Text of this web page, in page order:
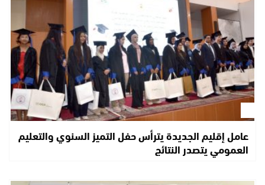
عامل إقليم الجديدة يترأس حفل التميز السنوي والتعليم
العمومي يتصدر النتائج